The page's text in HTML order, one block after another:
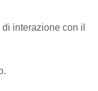
interazione con il